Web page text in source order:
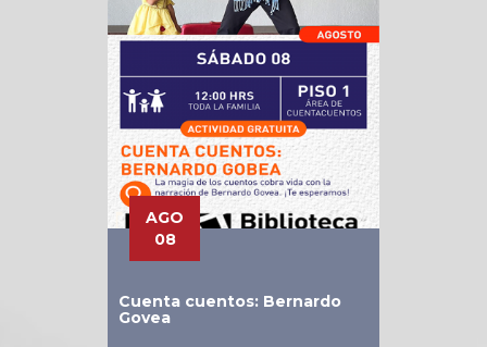
AGO
08
Cuenta cuentos: Bernardo
Govea